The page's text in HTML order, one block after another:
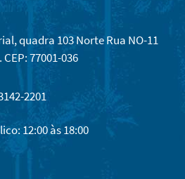
quadra 103 Norte Rua NO-11
77001-036
2201
12:00 às 18:00